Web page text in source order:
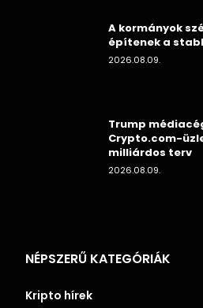
A kormányok
építenek a
2026.08.09.
Trump
Crypto.com-
milliárdos terv
2026.08.09.
NÉPSZERŰ KATEGÓRIÁK
Kripto hírek